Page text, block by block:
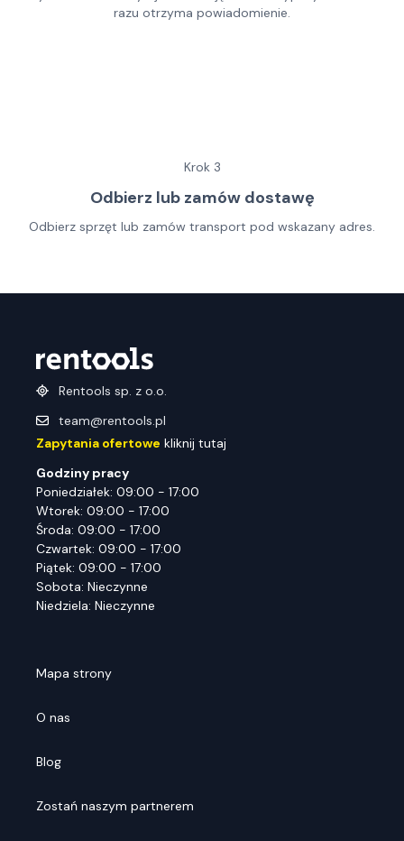
razu otrzyma powiadomienie.
Krok 3
Odbierz lub zamów dostawę
Odbierz sprzęt lub zamów transport pod wskazany adres.
Rentools sp. z o.o.
team@rentools.pl
Zapytania ofertowe kliknij tutaj
Godziny pracy
Poniedziałek: 09:00 - 17:00
Wtorek: 09:00 - 17:00
Środa: 09:00 - 17:00
Czwartek: 09:00 - 17:00
Piątek: 09:00 - 17:00
Sobota: Nieczynne
Niedziela: Nieczynne
Mapa strony
O nas
Blog
Zostań naszym partnerem